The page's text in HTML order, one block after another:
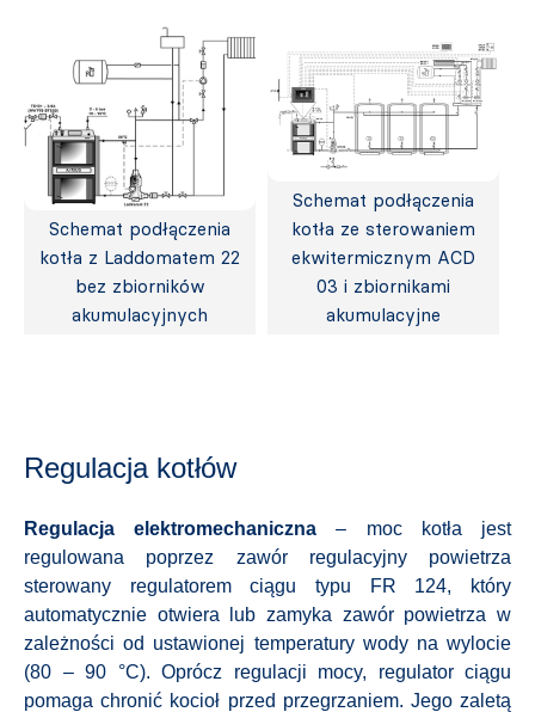
Schemat podłączenia
kotła z Laddomatem 22
bez zbiorników
akumulacyjnych
Schemat podłączenia
kotła ze sterowaniem
ekwitermicznym ACD
03 i zbiornikami
akumulacyjne
Regulacja kotłów
Regulacja elektromechaniczna– moc kotła jest
regulowana poprzez zawór regulacyjny powietrza
sterowany regulatorem ciągu typu FR 124, który
automatycznie otwiera lub zamyka zawór powietrza w
zależności od ustawionej temperatury wody na wylocie
(80 – 90 °C). Oprócz regulacji mocy, regulator ciągu
pomaga chronić kocioł przed przegrzaniem. Jego zaletą